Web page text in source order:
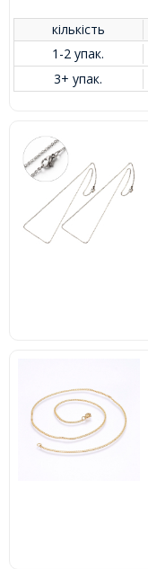
кількість
1-2 упак.
3+ упак.